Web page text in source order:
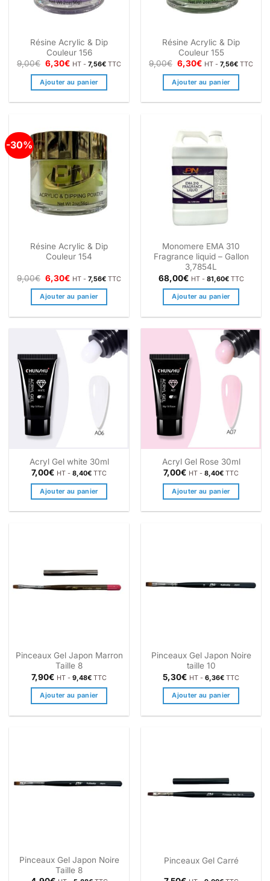
Résine Acrylic & Dip
Couleur 156
9,00€ Le
prix
initial
était :
6,30€Le
actuel
est :
HT -7,56€ TTC
Ajouter au panier
Résine Acrylic & Dip
Couleur 155
9,00€ Le
prix
initial
était :
6,30€Le
actuel
est :
HT -7,56€ TTC
Ajouter au panier
-30%
Résine Acrylic & Dip
Couleur 154
9,00€ Le
prix
initial
était :
9,00€.
6,30€Le
actuel
est :
6,30€.
HT -7,56€ TTC
Ajouter au panier
Monomere EMA 310
Fragrance liquid – Gallon
3,7854L
68,00€ HT - 81,60€TTC
Ajouter au panier
Acryl Gel white 30ml
7,00€ HT - 8,40€ TTC
Ajouter au panier
Acryl Gel Rose 30ml
7,00€ HT - 8,40€ TTC
Ajouter au panier
Pinceaux Gel Japon Marron
Taille 8
7,90€ HT - 9,48€ TTC
Ajouter au panier
Pinceaux Gel Japon Noire
taille 10
5,30€ HT - 6,36€ TTC
Ajouter au panier
Pinceaux Gel Japon Noire
Taille 8
Pinceaux Gel Carré